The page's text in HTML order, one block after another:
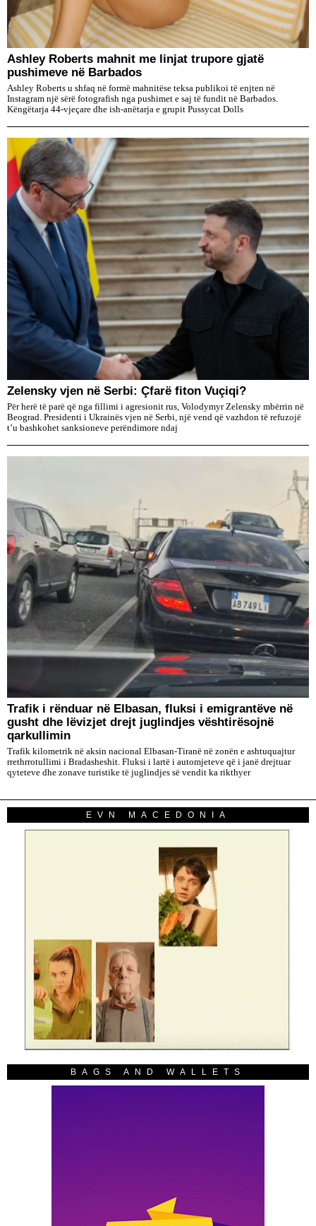
Ashley Roberts mahnit me linjat trupore gjatë
pushimeve në Barbados
Ashley Roberts u shfaq në formë mahnitëse teksa publikoi të enjten në
Instagram një sërë fotografish nga pushimet e saj të fundit në Barbados.
Këngëtarja 44-vjeçare dhe ish-anëtarja e grupit Pussycat Dolls
Zelensky vjen në Serbi: Çfarë fiton Vuçiqi?
Për herë të parë që nga fillimi i agresionit rus, Volodymyr Zelensky mbërrin në
Beograd. Presidenti i Ukrainës vjen në Serbi, një vend që vazhdon të refuzojë
t’u bashkohet sanksioneve perëndimore ndaj
Trafik i rënduar në Elbasan, fluksi i emigrantëve në
gusht dhe lëvizjet drejt juglindjes vështirësojnë
qarkullimin
Trafik kilometrik në aksin nacional Elbasan-Tiranë në zonën e ashtuquajtur
rrethrrotullimi i Bradasheshit. Fluksi i lartë i automjeteve që i janë drejtuar
qyteteve dhe zonave turistike të juglindjes së vendit ka rikthyer
EVN MACEDONIA
BAGS AND WALLETS